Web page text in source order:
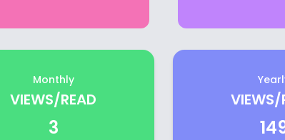
Monthly
VIEWS/READ
3
VIEWS/